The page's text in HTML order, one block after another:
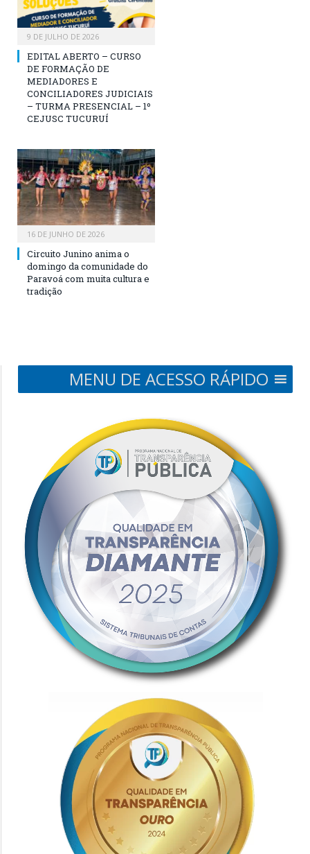
9 DE JULHO DE 2026
EDITAL ABERTO – CURSO
DE FORMAÇÃO DE
MEDIADORES E
CONCILIADORES JUDICIAIS
– TURMA PRESENCIAL – 1º
CEJUSC TUCURUÍ
16 DE JUNHO DE 2026
Circuito Junino anima o
domingo da comunidade do
Paravoá com muita cultura e
tradição
MENU DE ACESSO RÁPIDO